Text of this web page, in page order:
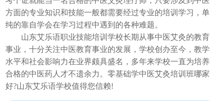
方面的专业知识和技能一般都需要经过专业的培训学习，单
纯的靠自学会在学习过程中遇到的各种难题。
山东艾乐语职业技能培训学校长期从事中医艾灸的教育
事业，十分关注中医教育事业的发展，学校创办至今，教学
水平和社会影响力在业界颇具盛名，多年来学校一直为培养
合格的中医药人才不遗余力。零基础学中医艾灸培训班哪家
好?山东艾乐语学校值得您信赖!